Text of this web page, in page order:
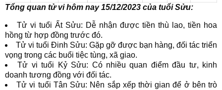
Tổng quan tử vi hôm nay 15/12/2023 của tuổi Sửu:
Tử vi tuổi Ất Sửu: Dễ nhận được tiền thù lao, tiền hoa
hồng từ hợp đồng trước đó.
Tử vi tuổi Đinh Sửu: Gặp gỡ được bạn hàng, đối tác triển
vọng trong các buổi tiệc tùng, xã giao.
Tử vi tuổi Kỷ Sửu: Có nhiều quan điểm đầu tư, kinh
doanh tương đồng với đối tác.
Tử vi tuổi Tân Sửu: Nên sắp xếp thời gian để ở bên trò